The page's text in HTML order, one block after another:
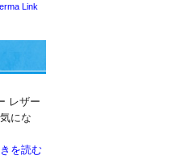
Link
レザー
にな
を読む